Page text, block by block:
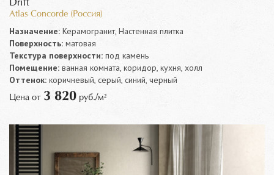
Drift
Atlas Concorde (Россия)
Назначение: Керамогранит, Настенная плитка
Поверхность: матовая
Текстура поверхности: под камень
Помещение: ванная комната, коридор, кухня, холл
Оттенок: коричневый, серый, синий, черный
Цена от 3 820 руб./м²